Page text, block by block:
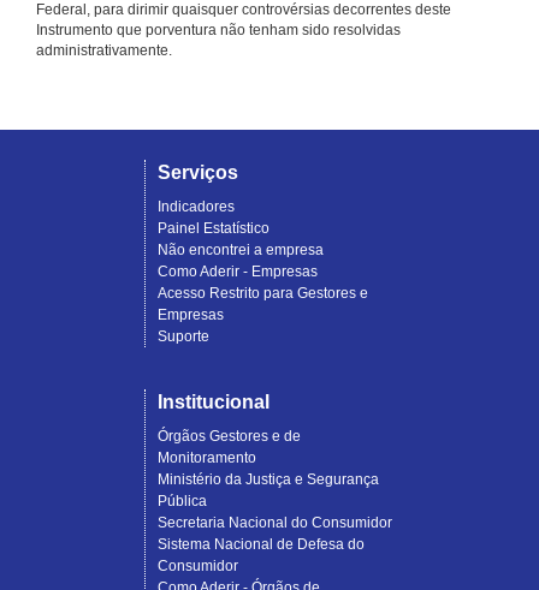
Federal, para dirimir quaisquer controvérsias decorrentes deste
Instrumento que porventura não tenham sido resolvidas
administrativamente.
Serviços
Indicadores
Painel Estatístico
Não encontrei a empresa
Como Aderir - Empresas
Acesso Restrito para Gestores e
Empresas
Suporte
Institucional
Órgãos Gestores e de
Monitoramento
Ministério da Justiça e Segurança
Pública
Secretaria Nacional do Consumidor
Sistema Nacional de Defesa do
Consumidor